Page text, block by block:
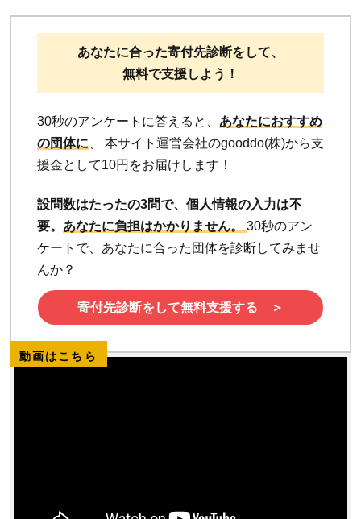
あなたに合った寄付先診断をして、
無料で支援しよう！
30秒のアンケートに答えると、 あなたにおすすめ
の団体に 、 本サイト運営会社のgooddo(株)から支
援金として10円をお届けします！
設問数はたったの3問で、個人情報の入力は不
要。 あなたに負担はかかりません。 30秒のアン
ケートで、あなたに合った団体を診断してみませ
んか？
寄付先診断をして無料支援する ＞
動画はこちら